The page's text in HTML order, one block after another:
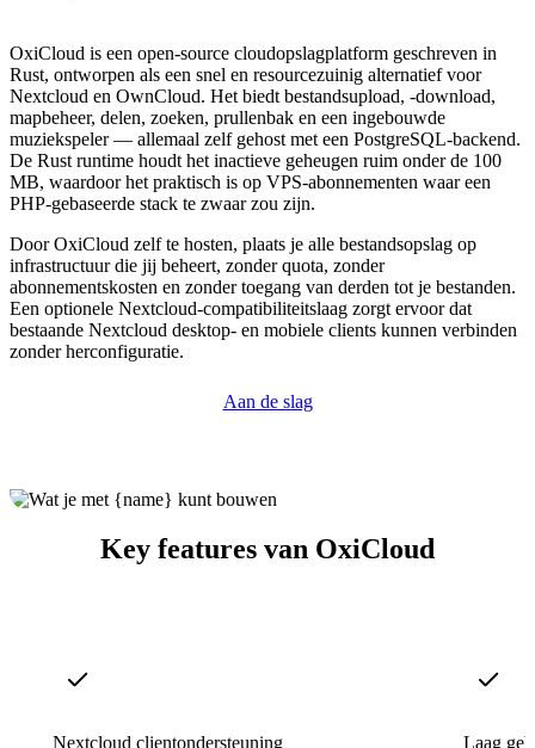
OxiCloud is een open-source cloudopslagplatform geschreven in
Rust, ontworpen als een snel en resourcezuinig alternatief voor
Nextcloud en OwnCloud. Het biedt bestandsupload, -download,
mapbeheer, delen, zoeken, prullenbak en een ingebouwde
muziekspeler — allemaal zelf gehost met een PostgreSQL-backend.
De Rust runtime houdt het inactieve geheugen ruim onder de 100
MB, waardoor het praktisch is op VPS-abonnementen waar een
PHP-gebaseerde stack te zwaar zou zijn.
Door OxiCloud zelf te hosten, plaats je alle bestandsopslag op
infrastructuur die jij beheert, zonder quota, zonder
abonnementskosten en zonder toegang van derden tot je bestanden.
Een optionele Nextcloud-compatibiliteitslaag zorgt ervoor dat
bestaande Nextcloud desktop- en mobiele clients kunnen verbinden
zonder herconfiguratie.
Aan de slag
Key features van OxiCloud
Nextcloud clientondersteuning Laag